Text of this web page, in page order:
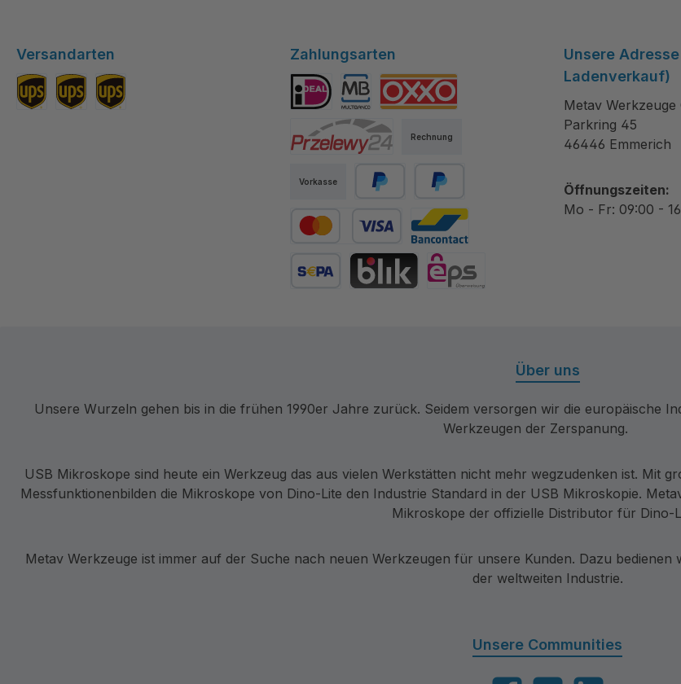
Versandarten Zahlungsarten
Rechnung
Vorkasse
Später bezahlen
Kredit- oder DebitkarteBancontact
Multibanco
Unsere
Ladenverkauf)
Metav Werkzeuge
Parkring 45
46446 Emmerich
Öffnungszeiten:
Mo - Fr: 09:00 -
Über uns
Unsere Wurzeln gehen bis in die frühen 1990er Jahre zurück. Seidem versorgen wir die europäische
Werkzeugen der Zerspanung.
USB Mikroskope sind heute ein Werkzeug das aus vielen Werkstätten nicht mehr wegzudenken ist. Mit
Messfunktionenbilden die Mikroskope von Dino-Lite den Industrie Standard in der USB Mikroskopie.
Mikroskope der offizielle Distributor für Dino-
Metav Werkzeuge ist immer auf der Suche nach neuen Werkzeugen für unsere Kunden. Dazu
der weltweiten Industrie.
Unsere Communities